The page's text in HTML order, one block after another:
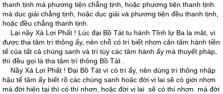
thanh tịnh mà phương tiện chẳng tịnh, hoặc phương tiện thanh tịnh
mà dục giải chẳng tịnh, hoặc dục giải và phương tiện đều thanh tịnh,
hoặc đều chẳng thanh tịnh.
Lại nầy Xá Lợi Phất ! Lúc đại Bồ Tát tu hành Tĩnh lự Ba la mật, vì
được tha tâm trí thông ấy, nên chỗ có trí biết nhơn căn tâm hành tiền
tế của tất cả chúng sanh và trí tùy các tâm hành ấy mà thuyết pháp,
thì đều gọi là tha tâm trí thông Bồ Tát .
Nầy Xá Lợi Phất ! Ðại Bồ Tát vì có trí ấy, nên dùng trí thông nhập
hậu tế tâm ấy biết rõ các chúng sanh hoặc đời vị lai sẽ có giới nhơn
mà đời hiện tại thì có thí nhơn, hoặc đời vị lai sẽ có thí nhơn mà đời